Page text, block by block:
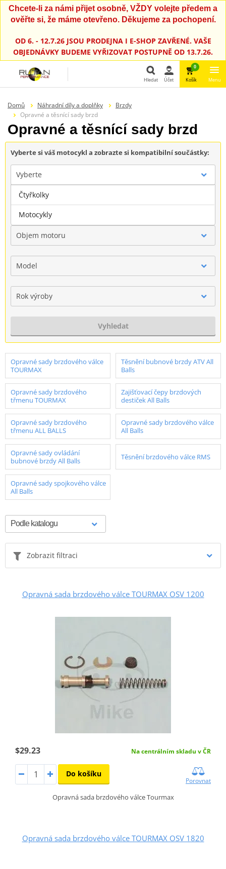
Chcete-li za námi přijet osobně, VŽDY volejte předem a
ověřte si, že máme otevřeno. Děkujeme za pochopení.
OD 6. - 12.7.26 JSOU PRODEJNA I E-SHOP ZAVŘENÉ. VAŠE
OBJEDNÁVKY BUDEME VYŘIZOVAT POSTUPNĚ OD 13.7.26.
Hledat Účet
0
Košík Menu
Domů Náhradní díly a doplňky
Brzdy
Opravné a těsnící sady brzd
Opravné a těsnící sady brzd
Vyberte si váš motocykl a zobrazte si kompatibilní součástky:
Vyberte
Značka
Objem motoru
Model
Rok výroby
Vyhledat
Opravné sady brzdového válce
TOURMAX
Těsnění bubnové brzdy ATV All
Balls
Opravné sady brzdového
třmenu TOURMAX
Zajišťovací čepy brzdových
destiček All Balls
Opravné sady brzdového
třmenu ALL BALLS
Opravné sady brzdového válce
All Balls
Opravné sady ovládání
bubnové brzdy All Balls
Těsnění brzdového válce RMS
Opravné sady spojkového válce
All Balls
Zobrazit filtraci
Opravná sada brzdového válce TOURMAX OSV 1200
$29.23 Na centrálním skladu v ČR
Do košíku
Porovnat
Opravná sada brzdového válce Tourmax
Opravná sada brzdového válce TOURMAX OSV 1820
Čtyřkolky
Motocykly